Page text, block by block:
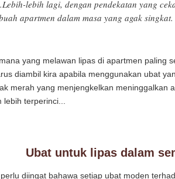
lebih lagi, dengan pendekatan yang
apartmen dalam masa yang agak singkat.
yang melawan lipas di apartmen paling
diambil kira apabila menggunakan ubat
merah yang menjengkelkan meninggalkan
terperinci...
Ubat untuk lipas dalam
diingat bahawa setiap ubat moden